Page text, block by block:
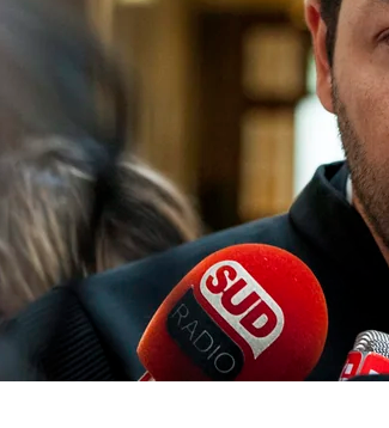
veranstaltungen
shop
fragen & hilfe
unterstützen
abo
genossenschaft